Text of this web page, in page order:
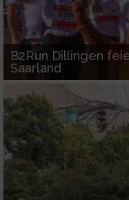
B2Run Dillingen
Saarland